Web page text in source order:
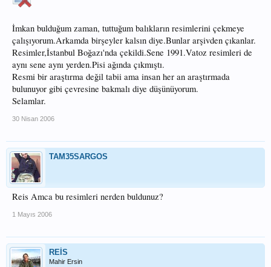
İmkan bulduğum zaman, tuttuğum balıkların resimlerini çekmeye
çalışıyorum.Arkamda birşeyler kalsın diye.Bunlar arşivden çıkanlar.
Resimler,İstanbul Boğazı'nda çekildi.Sene 1991.Vatoz resimleri de
aynı sene aynı yerden.Pisi ağında çıkmıştı.
Resmi bir araştırma değil tabii ama insan her an araştırmada
bulunuyor gibi çevresine bakmalı diye düşünüyorum.
Selamlar.
30 Nisan 2006
TAM35SARGOS
Reis Amca bu resimleri nerden buldunuz?
1 Mayıs 2006
REİS
Mahir Ersin